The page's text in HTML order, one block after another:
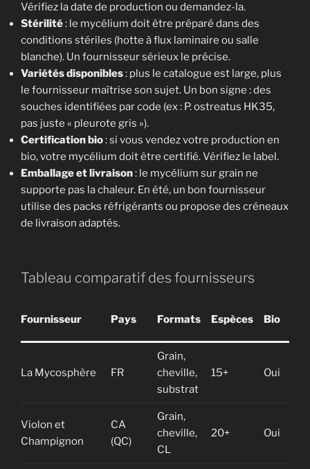
Vérifiez la date de production ou demandez-la.
Stérilité: le mycélium doit être préparé dans des
conditions stériles (hotte à flux laminaire ou salle
blanche). Un fournisseur sérieux le précise.
Variétés disponibles: plus le catalogue est large, plus
le fournisseur maîtrise son sujet. Un bon signe : des
souches identifiées par code (ex : P. ostreatus HK35,
pas juste « pleurote gris »).
Certification bio: si vous vendez votre production en
bio, votre mycélium doit être certifié. Vérifiez le label.
Emballage et livraison: le mycélium sur grain ne
supporte pas la chaleur. En été, un bon fournisseur
utilise des packs réfrigérants ou propose des créneaux
de livraison adaptés.
Tableau comparatif des fournisseurs
Fournisseur Pays Formats Espèces Bio
La Mycosphère FR
Grain,
cheville,
substrat
15+ Oui
Violon et
Champignon
CA
(QC)
Grain,
cheville,
CL
20+ Oui